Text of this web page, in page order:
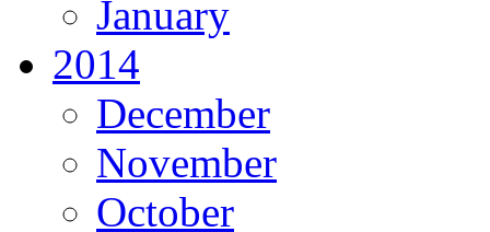
January
2014
December
November
October